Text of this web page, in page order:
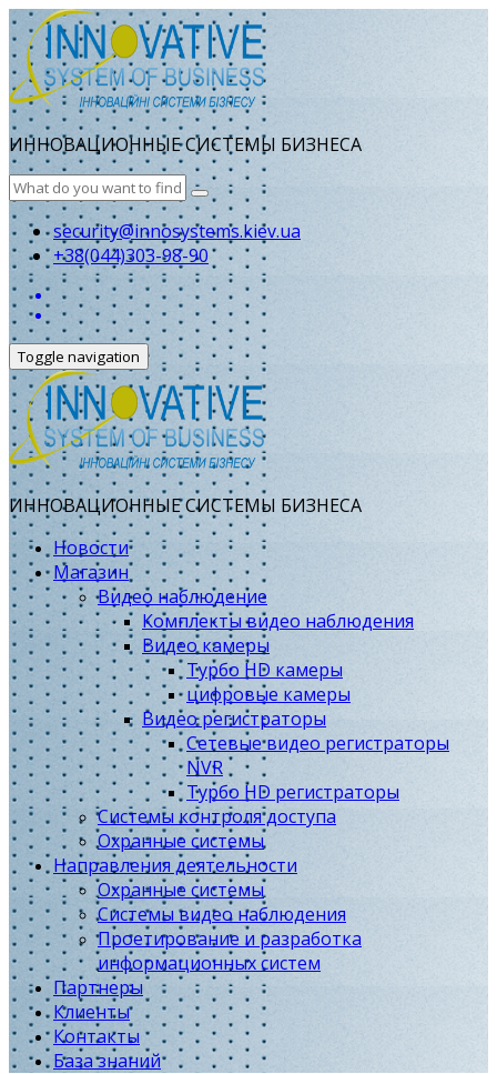
ИННОВАЦИОННЫЕ СИСТЕМЫ БИЗНЕСА
security@innosystems.kiev.ua
+38(044)303-98-90
Toggle navigation
ИННОВАЦИОННЫЕ СИСТЕМЫ БИЗНЕСА
Новости
Магазин
Видео наблюдение
Комплекты видео наблюдения
Видео камеры
Турбо HD камеры
цифровые камеры
Видео регистраторы
Сетевые видео регистраторы
NVR
Турбо HD регистраторы
Системы контроля доступа
Охранные системы
Направления деятельности
Охранные системы
Системы видео наблюдения
Проетирование и разработка
информационных систем
Партнеры
Клиенты
Контакты
База знаний